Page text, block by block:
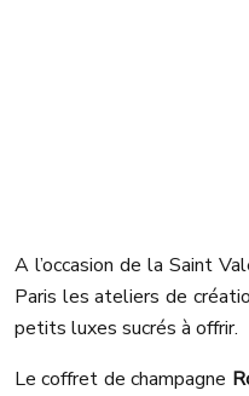
A l’occasion de la Saint
Paris les ateliers de
petits luxes sucrés à offrir.
Le coffret de champagne